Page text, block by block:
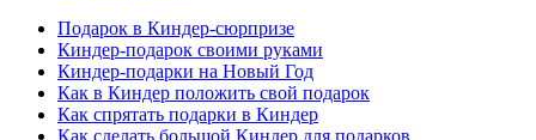
Подарок в Киндер-сюрпризе
Киндер-подарок своими руками
Киндер-подарки на Новый Год
Как в Киндер положить свой подарок
Как спрятать подарки в Киндер
Как сделать большой Киндер для подарков